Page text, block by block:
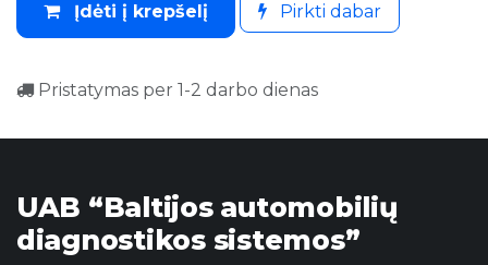
Įdėti į krepšelį Pirkti dabar
Pristatymas per 1-2 darbo dienas
UAB “Baltijos automobilių
diagnostikos sistemos”